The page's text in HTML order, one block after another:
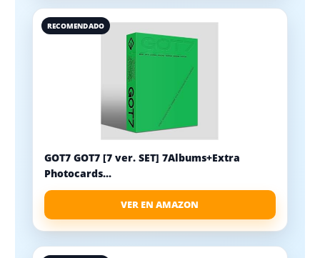
RECOMENDADO
GOT7 GOT7 [7 ver. SET] 7Albums+Extra
Photocards...
VER EN AMAZON